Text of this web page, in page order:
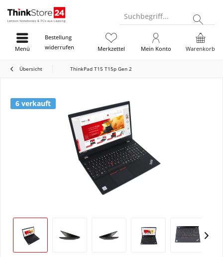
Suchbegriff...
Bestellung
widerrufen
Warenkorb
Merkzettel Mein Konto
Menü
Übersicht ThinkPad T15 T15p Gen 2
6 verkauft